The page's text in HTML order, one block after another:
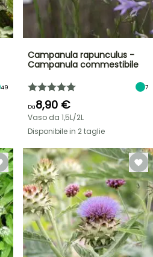
49
Campanula rapunculus -
Campanula commestibile
7
Da8,90 €
Vaso da 1,5L/2L
Disponibile in 2 taglie